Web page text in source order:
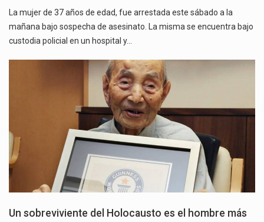
La mujer de 37 años de edad, fue arrestada este sábado a la
mañana bajo sospecha de asesinato. La misma se encuentra bajo
custodia policial en un hospital y…
Un sobreviviente del Holocausto es el hombre más